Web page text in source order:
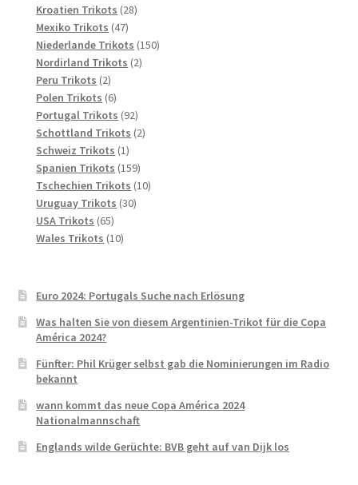
Kroatien Trikots 2828
Mexiko Trikots 4747
Produkte
Niederlande Trikots 150150
Nordirland Trikots 22
Peru Trikots 22
Produkte
Polen Trikots 66
Produkte
Portugal Trikots 9292
Produkte
Schottland Trikots 22
Schweiz Trikots 11
Produkt
Spanien Trikots 159159
Produkte
Tschechien Trikots 1010
Uruguay Trikots 3030
USA Trikots 6565
Produkte
Wales Trikots 1010
Euro 2024: Portugals Suche nach Erlösung
Was halten Sie von diesem Argentinien-Trikot für die Copa
América 2024?
Fünfter: Phil Krüger selbst gab die Nominierungen im Radio
bekannt
wann kommt das neue Copa América 2024
Nationalmannschaft
Englands wilde Gerüchte: BVB geht auf van Dijk los